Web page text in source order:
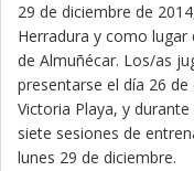
29 de diciembre de
Herradura y como
de Almuñécar. Los/as
presentarse el día 26
Victoria Playa, y
siete sesiones de
lunes 29 de diciembre.